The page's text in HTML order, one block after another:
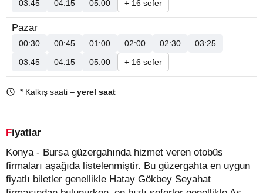
03:45
04:15 05:00 + 16 sefer
Pazar
00:30 00:45 01:00 02:00 02:30
03:25
03:45
04:15 05:00 + 16 sefer
* Kalkış saati – yerel saat
Fiyatlar
Konya - Bursa güzergahında hizmet veren otobüs
firmaları aşağıda listelenmiştir. Bu güzergahta en uygun
fiyatlı biletler genellikle Hatay Gökbey Seyahat